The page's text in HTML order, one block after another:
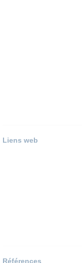
Liens web
Références